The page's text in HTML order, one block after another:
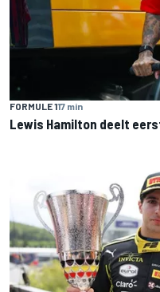
FORMULE 117 min
Lewis Hamilton deelt